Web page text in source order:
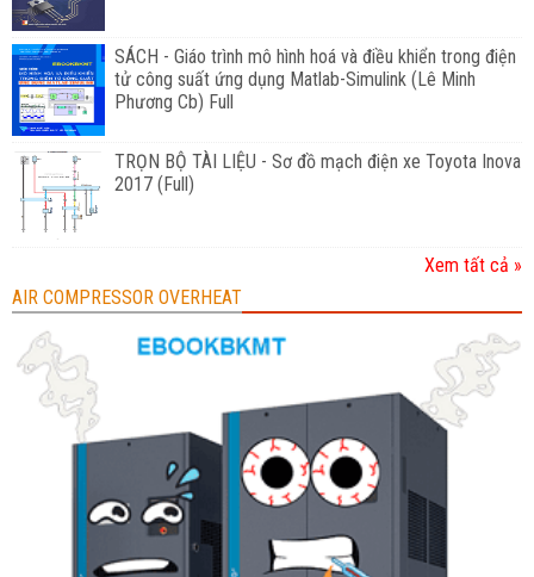
SÁCH - Giáo trình mô hình hoá và điều khiển trong điện
tử công suất ứng dụng Matlab-Simulink (Lê Minh
Phương Cb) Full
TRỌN BỘ TÀI LIỆU - Sơ đồ mạch điện xe Toyota Inova
2017 (Full)
Xem tất cả »
AIR COMPRESSOR OVERHEAT